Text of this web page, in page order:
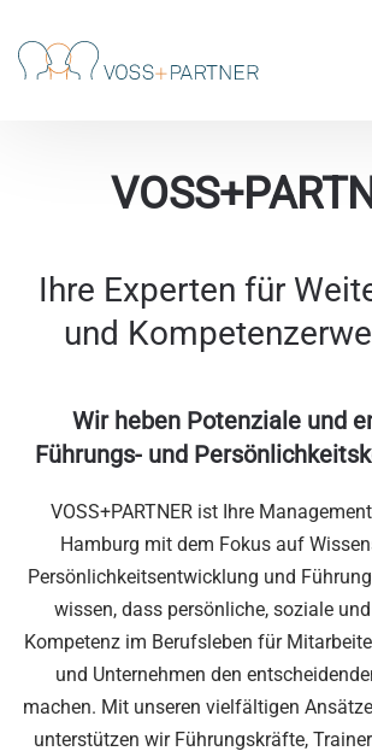
Skip to main content
Ihre Experten für
und
Wir heben Potenziale und
Führungs- und
VOSS+PARTNER ist Ihre
Hamburg mit dem Fokus auf
Persönlichkeitsentwicklung und
wissen, dass persönliche, soziale
Kompetenz im Berufsleben für
und Unternehmen den
machen. Mit unseren vielfältigen
unterstützen wir Führungskräfte,